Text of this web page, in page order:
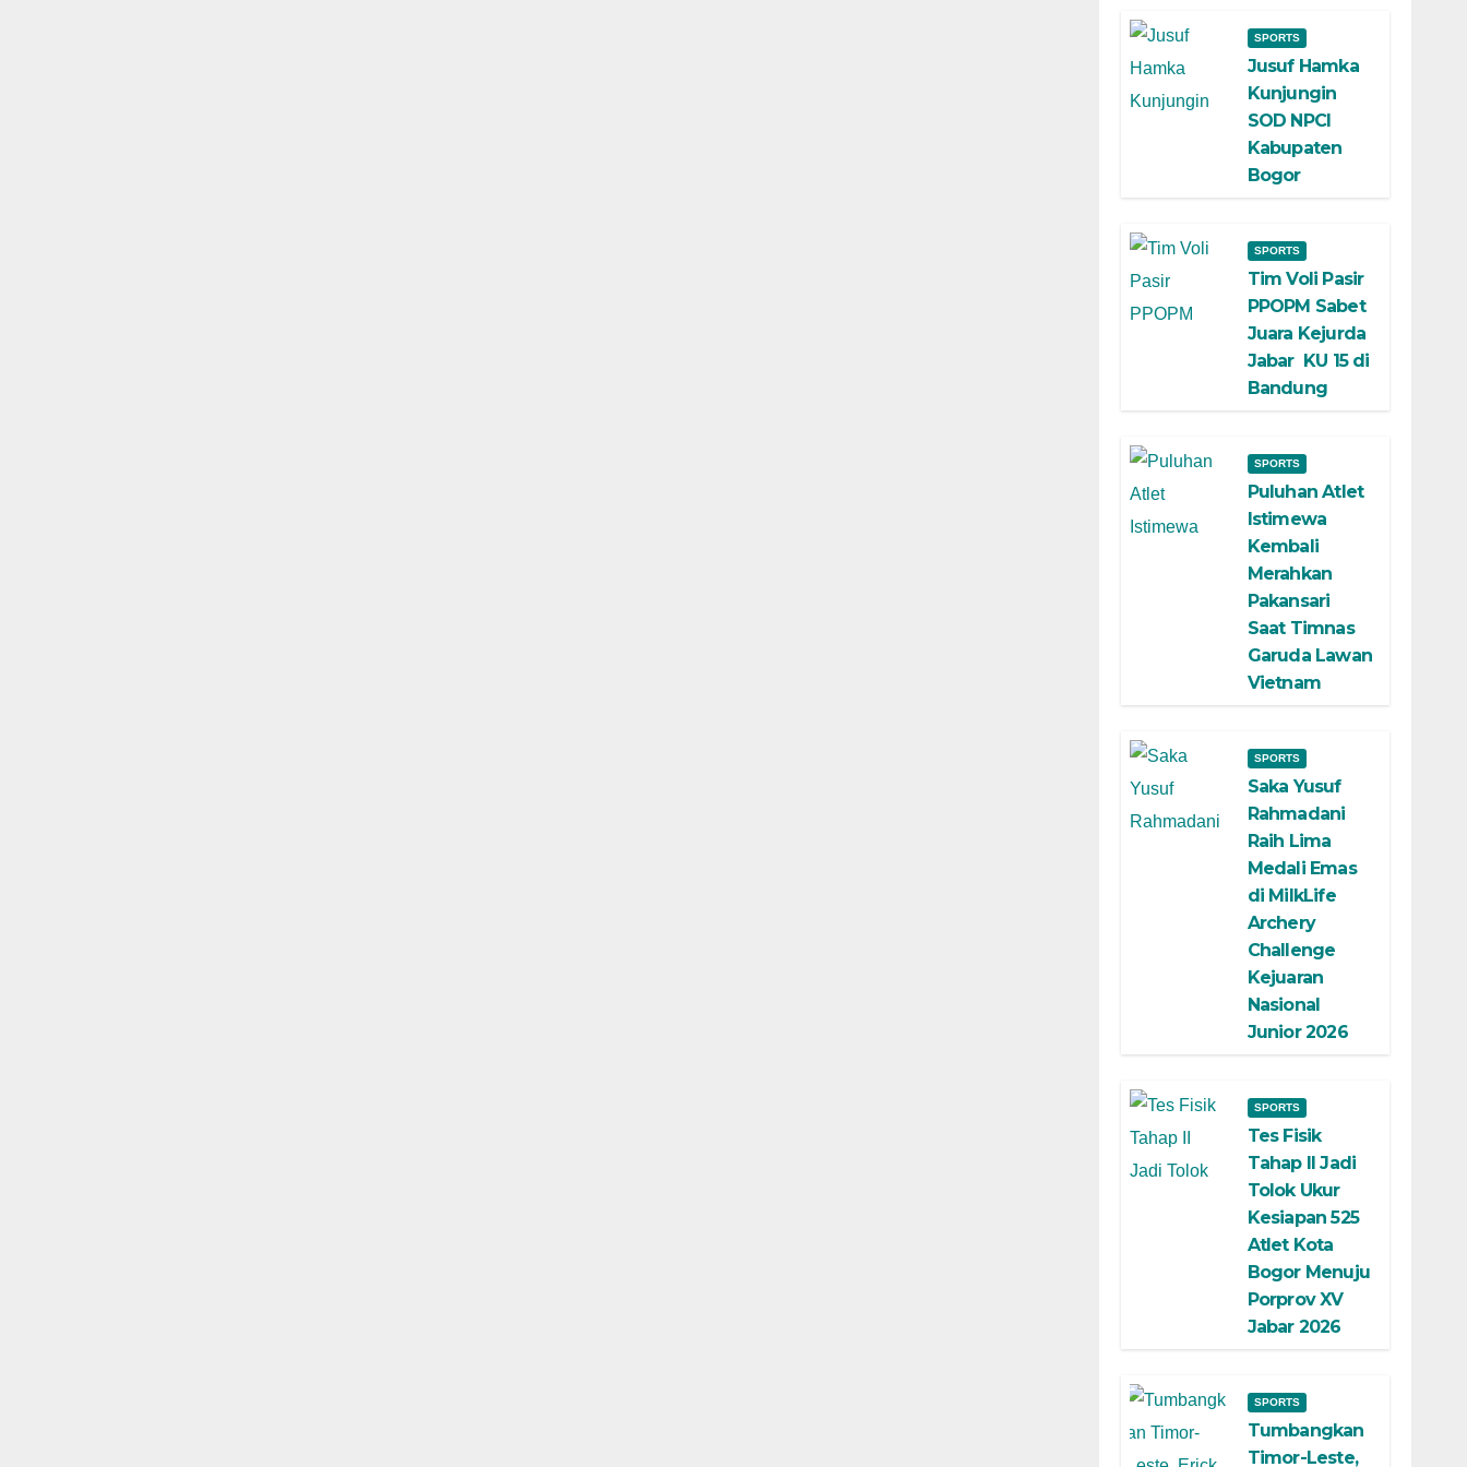
SPORTS
Jusuf Hamka
Kunjungin
SOD NPCI
Kabupaten
Bogor
SPORTS
Tim Voli Pasir
PPOPM Sabet
Juara Kejurda
Jabar KU 15 di
Bandung
SPORTS
Puluhan Atlet
Istimewa
Kembali
Merahkan
Pakansari
Saat Timnas
Garuda Lawan
Vietnam
SPORTS
Saka Yusuf
Rahmadani
Raih Lima
Medali Emas
di MilkLife
Archery
Challenge
Kejuaran
Nasional
Junior 2026
SPORTS
Tes Fisik
Tahap II Jadi
Tolok Ukur
Kesiapan 525
Atlet Kota
Bogor Menuju
Porprov XV
Jabar 2026
SPORTS
Tumbangkan
Timor-Leste,